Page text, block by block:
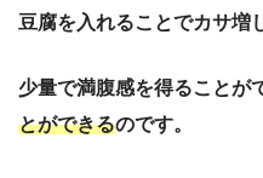
豆腐を入れることでカサ増
少量で満腹感を得ることが
とができるのです。